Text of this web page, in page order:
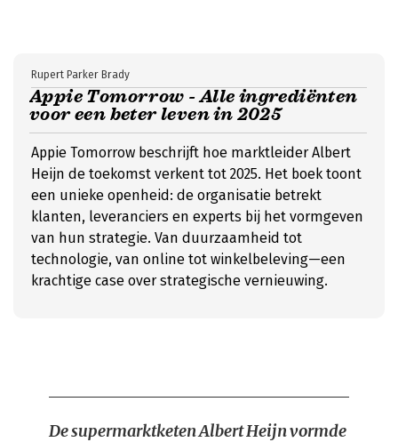
Appie Tomorrow - Alle ingrediënten
voor een beter leven in 2025
Rupert Parker Brady
Appie Tomorrow beschrijft hoe marktleider Albert
Heijn de toekomst verkent tot 2025. Het boek toont
een unieke openheid: de organisatie betrekt
klanten, leveranciers en experts bij het vormgeven
van hun strategie. Van duurzaamheid tot
technologie, van online tot winkelbeleving—een
krachtige case over strategische vernieuwing.
De supermarktketen Albert Heijn vormde